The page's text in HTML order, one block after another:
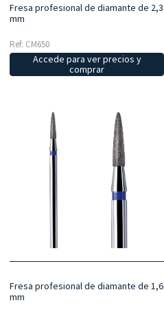
Fresa profesional de diamante de 2,3
mm
Ref: CM650
Accede para ver precios y
comprar
Fresa profesional de diamante de 1,6
mm